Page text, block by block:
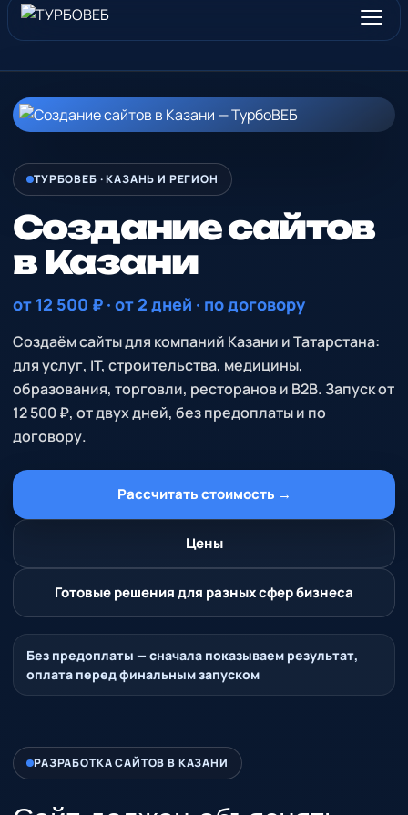
ТУРБОВЕБ · КАЗАНЬ И РЕГИОН
Создание сайтов
в Казани
от 12 500 ₽ · от 2 дней · по договору
Создаём сайты для компаний Казани и Татарстана:
для услуг, IT, строительства, медицины,
образования, торговли, ресторанов и B2B. Запуск от
12 500 ₽, от двух дней, без предоплаты и по
договору.
Рассчитать стоимость →
Цены
Готовые решения для разных сфер бизнеса
Без предоплаты — сначала показываем результат,
оплата перед финальным запуском
РАЗРАБОТКА САЙТОВ В КАЗАНИ